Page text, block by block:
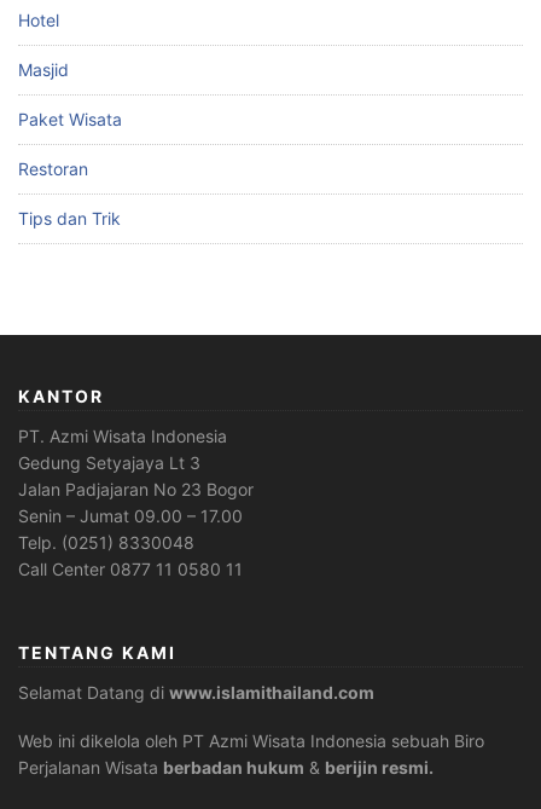
Hotel
Masjid
Paket Wisata
Restoran
Tips dan Trik
KANTOR
PT. Azmi Wisata Indonesia
Gedung Setyajaya Lt 3
Jalan Padjajaran No 23 Bogor
Senin – Jumat 09.00 – 17.00
Telp. (0251) 8330048
Call Center 0877 11 0580 11
TENTANG KAMI
Selamat Datang di www.islamithailand.com
Web ini dikelola oleh PT Azmi Wisata Indonesia sebuah Biro
Perjalanan Wisata berbadan hukum & berijin resmi.